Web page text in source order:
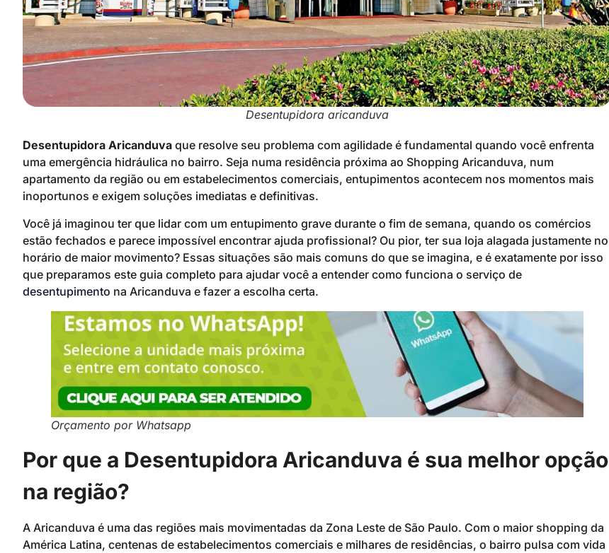
Desentupidora aricanduva
Desentupidora Aricanduva que resolve seu problema com agilidade é fundamental quando você enfrenta
uma emergência hidráulica no bairro. Seja numa residência próxima ao Shopping Aricanduva, num
apartamento da região ou em estabelecimentos comerciais, entupimentos acontecem nos momentos mais
inoportunos e exigem soluções imediatas e definitivas.
Você já imaginou ter que lidar com um entupimento grave durante o fim de semana, quando os comércios
estão fechados e parece impossível encontrar ajuda profissional? Ou pior, ter sua loja alagada justamente no
horário de maior movimento? Essas situações são mais comuns do que se imagina, e é exatamente por isso
que preparamos este guia completo para ajudar você a entender como funciona o serviço de
desentupimento na Aricanduva e fazer a escolha certa.
Orçamento por Whatsapp
Por que a Desentupidora Aricanduva é sua melhor opção
na região?
A Aricanduva é uma das regiões mais movimentadas da Zona Leste de São Paulo. Com o maior shopping da
América Latina, centenas de estabelecimentos comerciais e milhares de residências, o bairro pulsa com vida